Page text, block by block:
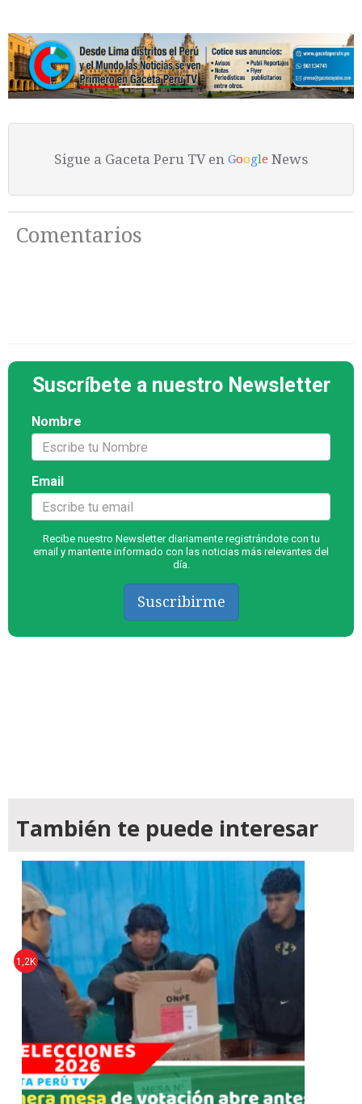
Sigue a Gaceta Peru TV en Google News
Comentarios
Suscríbete a nuestro Newsletter
Nombre
Email
Recibe nuestro Newsletter diariamente registrándote con tu
email y mantente informado con las noticias más relevantes del
día.
Suscribirme
También te puede interesar
1,2K